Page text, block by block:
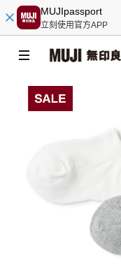
MUJIpassport
立刻使用官方APP